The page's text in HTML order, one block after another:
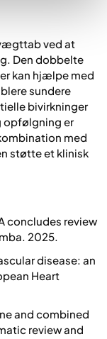
ved at
Den dobbelte
kan hjælpe med
sundere
bivirkninger
opfølgning er
med
støtte et klinisk
concludes review
. 2025.
disease: an
Heart
and combined
review and